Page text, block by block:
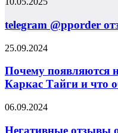
отзывы
telegram @pporder
Почему
негативные
отзывы
о
Тайги
25.09.2024
Почему появляются
Каркас Тайги и что
Негативные
о
06.09.2024
Негативные отзывы